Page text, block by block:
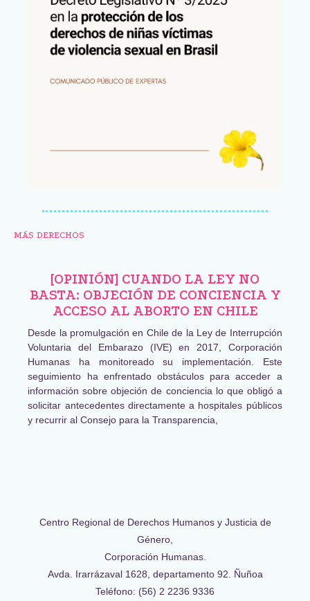
MÁS DERECHOS
[OPINIÓN] CUANDO LA LEY NO
BASTA: OBJECIÓN DE CONCIENCIA Y
ACCESO AL ABORTO EN CHILE
Desde la promulgación en Chile de la Ley de Interrupción
Voluntaria del Embarazo (IVE) en 2017, Corporación
Humanas ha monitoreado su implementación. Este
seguimiento ha enfrentado obstáculos para acceder a
información sobre objeción de conciencia lo que obligó a
solicitar antecedentes directamente a hospitales públicos
y recurrir al Consejo para la Transparencia,
Centro Regional de Derechos Humanos y Justicia de
Género,
Corporación Humanas.
Avda. Irarrázaval 1628, departamento 92. Ñuñoa
Teléfono: (56) 2 2236 9336